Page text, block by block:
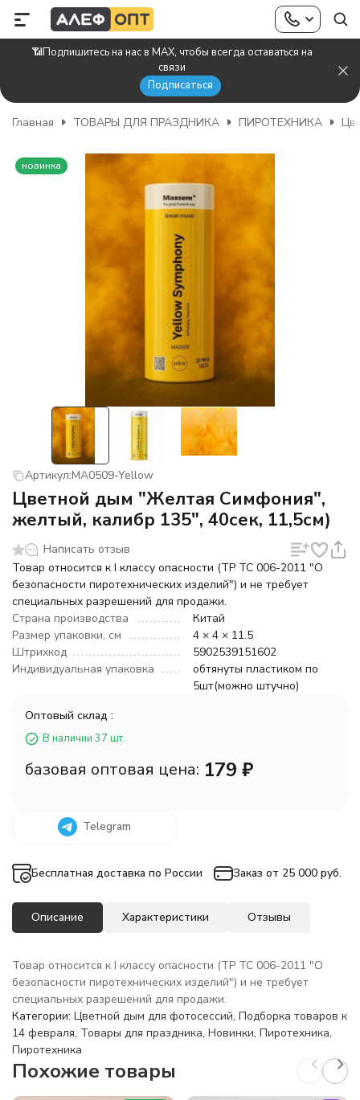
📶Подпишитесь на нас в MAX, чтобы всегда оставаться на
связи
Подписаться
Главная ТОВАРЫ ДЛЯ ПРАЗДНИКА ПИРОТЕХНИКА
новинка
Артикул:MA0509-Yellow
Цветной дым "Желтая Симфония",
желтый, калибр 135", 40сек, 11,5см)
Написать отзыв
Товар относится к I классу опасности (ТР ТС 006-2011 "О
безопасности пиротехнических изделий") и не требует
специальных разрешений для продажи.
Страна производства
Китай
Размер упаковки, см
4 × 4 × 11.5
Штрихкод
5902539151602
Индивидуальная упаковка
обтянуты пластиком по
5шт(можно штучно)
Оптовый склад :
В наличии 37 шт.
базовая оптовая цена: 179 ₽
Telegram
Бесплатная доставка по России Заказ от 25 000 руб.
Описание Характеристики Отзывы
Товар относится к I классу опасности (ТР ТС 006-2011 "О
безопасности пиротехнических изделий") и не требует
специальных разрешений для продажи.
Категории: Цветной дым для фотосессий, Подборка товаров к
14 февраля, Товары для праздника, Новинки, Пиротехника,
Пиротехника
Похожие товары